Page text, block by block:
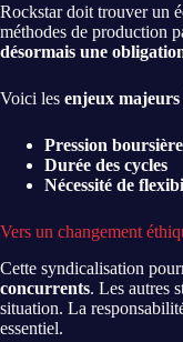
Rockstar doit trouver un
méthodes de production
désormais une
Voici les enjeux
Pression boursière
Durée des cycles
Nécessité de
Vers un changement
Cette syndicalisation
concurrents. Les autres
situation. La
essentiel.